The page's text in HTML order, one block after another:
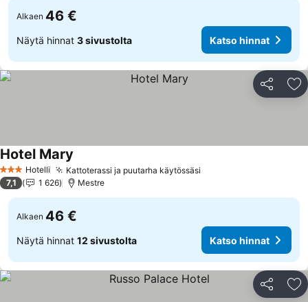
Alkaen 46 €
Näytä hinnat 3 sivustolta Katso hinnat
Jaa
3 Tähtiluokitus
Hotelli Kattoterassi ja puutarha käytössäsi
Hotel Mary
7,1 1 626 Mestre
Alkaen 46 €
Näytä hinnat 12 sivustolta Katso hinnat
Jaa